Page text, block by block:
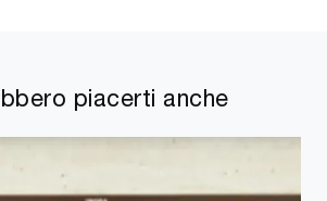
piacerti anche